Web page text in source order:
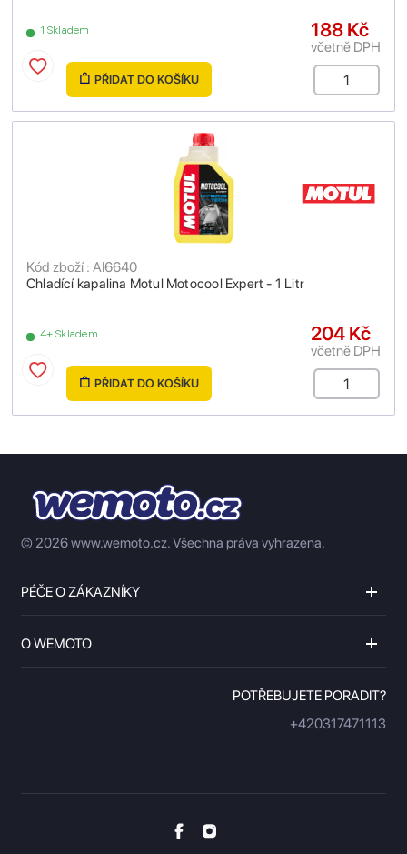
1 Skladem 188 Kč
včetně DPH
PŘIDAT DO KOŠÍKU
Chladící kapalina Motul Motocool Expert - 1 Litr
Kód zboží : AI6640
4+ Skladem 204 Kč
včetně DPH
PŘIDAT DO KOŠÍKU
© 2026 www.wemoto.cz.Všechna práva vyhrazena.
PÉČE O ZÁKAZNÍKY
O WEMOTO
POTŘEBUJETE PORADIT?
+420317471113